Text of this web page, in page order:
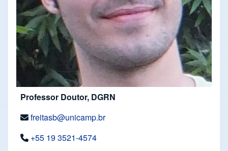
Professor Doutor, DGRN
freitasb@unicamp.br
+55 19 3521-4574